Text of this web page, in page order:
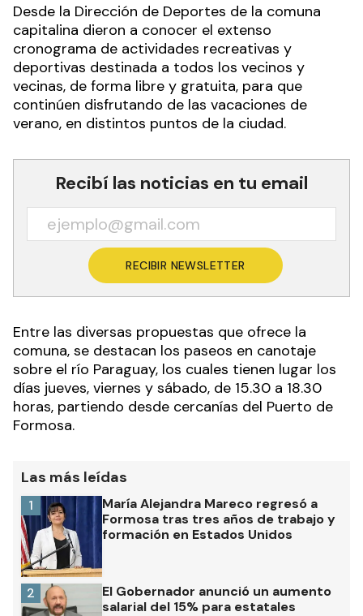
Desde la Dirección de Deportes de la comuna
capitalina dieron a conocer el extenso
cronograma de actividades recreativas y
deportivas destinada a todos los vecinos y
vecinas, de forma libre y gratuita, para que
continúen disfrutando de las vacaciones de
verano, en distintos puntos de la ciudad.
Recibí las noticias en tu email
RECIBIR NEWSLETTER
Entre las diversas propuestas que ofrece la
comuna, se destacan los paseos en canotaje
sobre el río Paraguay, los cuales tienen lugar los
días jueves, viernes y sábado, de 15.30 a 18.30
horas, partiendo desde cercanías del Puerto de
Formosa.
Las más leídas
María Alejandra Mareco regresó a
Formosa tras tres años de trabajo y
formación en Estados Unidos
1
El Gobernador anunció un aumento
salarial del 15% para estatales
2